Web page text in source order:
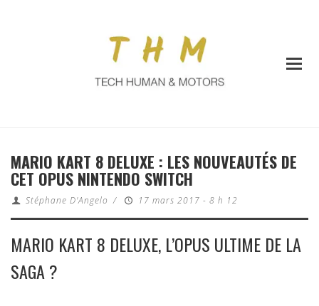
MARIO KART 8 DELUXE : LES NOUVEAUTÉS DE
CET OPUS NINTENDO SWITCH
Stéphane D'Angelo / 17 mars 2017 - 8 h 12
MARIO KART 8 DELUXE, L’OPUS ULTIME DE LA
SAGA ?